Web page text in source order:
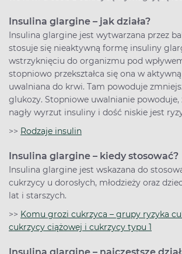
Insulina glargine – jak działa?
Insulina glargine jest wytwarzana przez
stosuje się nieaktywną formę insuliny
wstrzyknięciu do organizmu pod
stopniowo przekształca się ona w
uwalniana do krwi. Tam powoduje
glukozy. Stopniowe uwalnianie powoduje,
nagły wyrzut insuliny i dość niskie jest
>> Rodzaje insulin
Insulina glargine – kiedy stosować?
Insulina glargine jest wskazana do
cukrzycy u dorosłych, młodzieży oraz
lat i starszych.
>> Komu grozi cukrzyca – grupy ryzyka
cukrzycy ciążowej i cukrzycy typu 1